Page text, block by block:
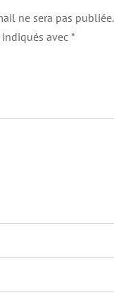
ne sera pas publiée.
avec *